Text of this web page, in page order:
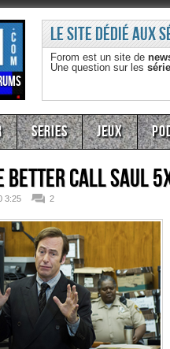
Le site dédié aux
Forom est un site de
Une question sur les
Series Jeux
Better Call Saul
3:25 2